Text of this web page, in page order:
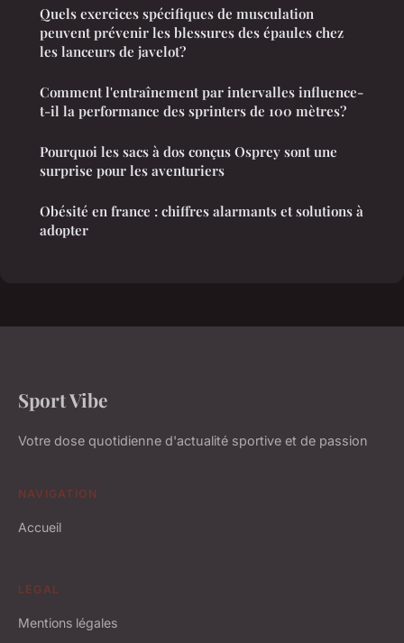
Quels exercices spécifiques de musculation
peuvent prévenir les blessures des épaules chez
les lanceurs de javelot?
Comment l'entraînement par intervalles influence-
t-il la performance des sprinters de 100 mètres?
Pourquoi les sacs à dos conçus Osprey sont une
surprise pour les aventuriers
Obésité en france : chiffres alarmants et solutions à
adopter
Sport Vibe
Votre dose quotidienne d'actualité sportive et de passion
NAVIGATION
Accueil
LÉGAL
Mentions légales